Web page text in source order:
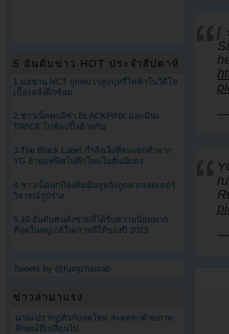
—
—
5 อันดับข่าว HOT ประจำสัปดาห์
1.แฮชาน NCT ถูกพบว่าสูบบุหรี่ไฟฟ้าในวิดีโอ
เบื้องหลังฝึกซ้อม
2.ชาวเน็ตพบลิซ่า BLACKPINK และมินะ
TWICE ไปช้อปปิ้งด้วยกัน
3.The Black Label กำลังเล็งที่จะแยกตัวจาก
YG ย้ายอฟฟิศไปตึกใหม่ในฮันนัมดง
4.ชาวเน็ตปกป้องคิมมินจูหลังถูกพวกเฮดเตอร์
วิจารณ์รูปร่าง
5.10 อันดับคนดังชายที่ได้รับความนิยมมาก
ที่สุดในหมู่เกย์ในเกาหลีใต้ของปี 2023
Tweets by @KpopYouzab
ข่าวล่ามาแรง
นานะปรากฏตัวกับลุคใหม่ สะดุดตาด้วยภาพ
ลักษณ์ที่เปลี่ยนไป